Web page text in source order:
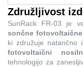
Združljivost
SunRack FR-03 je
sončne
ki združuje natančno
fotovoltaični
tehnologijo za